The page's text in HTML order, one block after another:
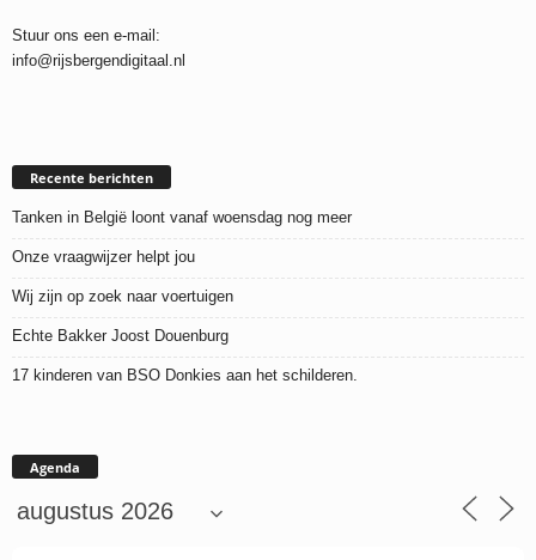
Stuur ons een e-mail:
info@rijsbergendigitaal.nl
Recente berichten
Tanken in België loont vanaf woensdag nog meer
Onze vraagwijzer helpt jou
Wij zijn op zoek naar voertuigen
Echte Bakker Joost Douenburg
17 kinderen van BSO Donkies aan het schilderen.
Agenda